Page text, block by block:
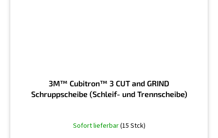
3M™ Cubitron™ 3 CUT and GRIND
Schruppscheibe (Schleif- und Trennscheibe)
Sofort lieferbar(15 Stck)